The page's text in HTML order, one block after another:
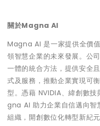
關於Magna AI
Magna AI 是一家提供全價
領智慧企業的未來發展。公
一體的統合方法，提供安全
式及服務，推動企業實現可
型。憑藉 NVIDIA、緯創數
gna AI 助力企業自信邁向智
組織，開創數位化轉型新紀元